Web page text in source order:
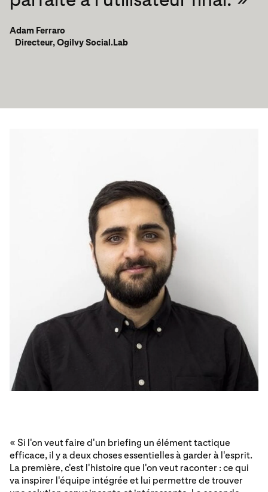
Adam Ferraro
Directeur, Ogilvy Social.Lab
« Si l'on veut faire d'un briefing un élément tactique
efficace, il y a deux choses essentielles à garder à l'esprit.
La première, c'est l'histoire que l'on veut raconter : ce qui
va inspirer l'équipe intégrée et lui permettre de trouver